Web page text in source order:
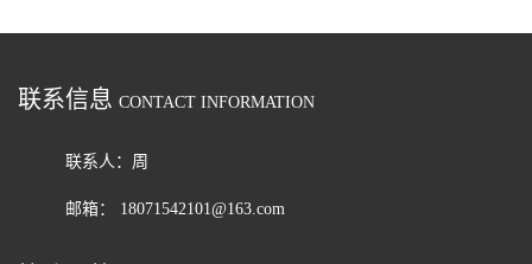
联系信息 CONTACT INFORMATION
联系人：周
邮箱： 18071542101@163.com